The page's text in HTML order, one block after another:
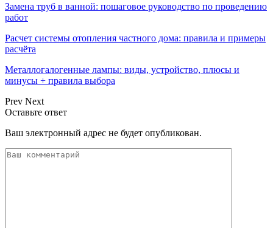
Замена труб в ванной: пошаговое руководство по проведению
работ
Расчет системы отопления частного дома: правила и примеры
расчёта
Металлогалогенные лампы: виды, устройство, плюсы и
минусы + правила выбора
Prev Next
Оставьте ответ
Ваш электронный адрес не будет опубликован.